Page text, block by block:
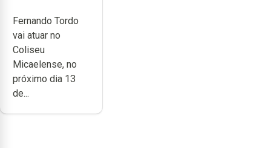
anos de
carreira no
Coliseu
Micaelense
Fernando Tordo
vai atuar no
Coliseu
Micaelense, no
próximo dia 13
de...